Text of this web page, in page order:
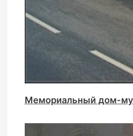
Мемориальный дом-